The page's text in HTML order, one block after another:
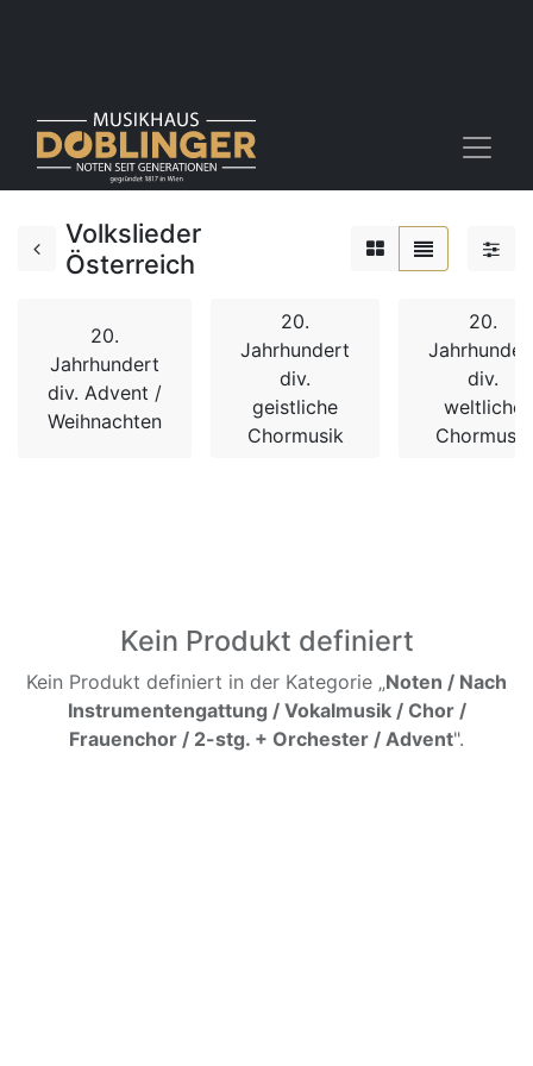
Volkslieder
Österreich
20.
Jahrhundert
div. Advent /
Weihnachten
20.
Jahrhundert
div.
geistliche
Chormusik
20.
div.
weltliche
Chormusik
Kein Produkt definiert
Kein Produkt definiert in der Kategorie „Noten / Nach
Instrumentengattung / Vokalmusik / Chor /
Frauenchor / 2-stg. + Orchester / Advent".